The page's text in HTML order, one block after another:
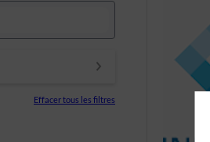
Effacer tous les filtres